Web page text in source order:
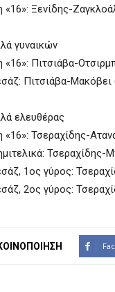
«16»: Ξενίδης-
γυναικών
«16»: Πιτσιάβα-
Πιτσιάβα-
ελευθέρας
«16»: Τσεραχίδης-
1ος γύρος:
2ος γύρος: